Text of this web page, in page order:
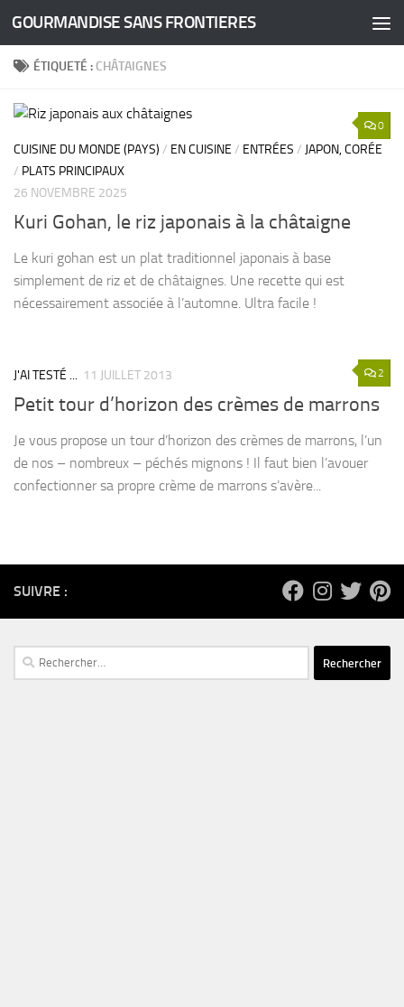
Skip to content
GOURMANDISE SANS FRONTIERES
ÉTIQUETÉ : CHÂTAIGNES
0
CUISINE DU MONDE (PAYS) / EN CUISINE / ENTRÉES / JAPON, CORÉE
/ PLATS PRINCIPAUX
26 NOVEMBRE 2025
Kuri Gohan, le riz japonais à la châtaigne
Le kuri gohan est un plat traditionnel japonais à base
simplement de riz et de châtaignes. Une recette qui est
nécessairement associée à l’automne. Ultra facile !
2
J'AI TESTÉ ... 11 JUILLET 2013
Petit tour d’horizon des crèmes de marrons
Je vous propose un tour d’horizon des crèmes de marrons, l’un
de nos – nombreux – péchés mignons ! Il faut bien l’avouer
confectionner sa propre crème de marrons s’avère...
SUIVRE :
Rechercher :